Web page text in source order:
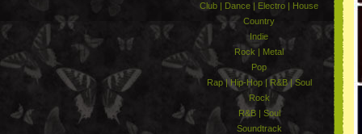
Club | Dance | Electro | House
Country
Indie
Rock | Metal
Pop
Rap | Hip-Hop | R&B | Soul
Rock
R&B | Soul
Soundtrack